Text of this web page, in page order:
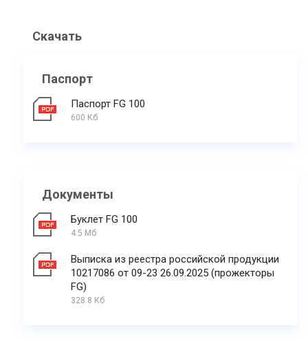
Скачать
Паспорт
Паспорт FG 100
600 Кб
Документы
Буклет FG 100
4.5 Мб
Выписка из реестра российской продукции
10217086 от 09-23 26.09.2025 (прожекторы
FG)
328.8 Кб